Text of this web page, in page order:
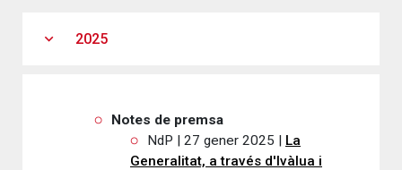
expand_more 2025
Notes de premsa
NdP | 27 gener 2025 | La
Generalitat, a través d'Ivàlua i